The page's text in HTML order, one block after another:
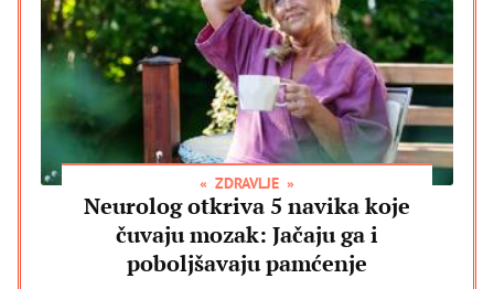
ZDRAVLJE
Neurolog otkriva 5 navika koje
čuvaju mozak: Jačaju ga i
poboljšavaju pamćenje